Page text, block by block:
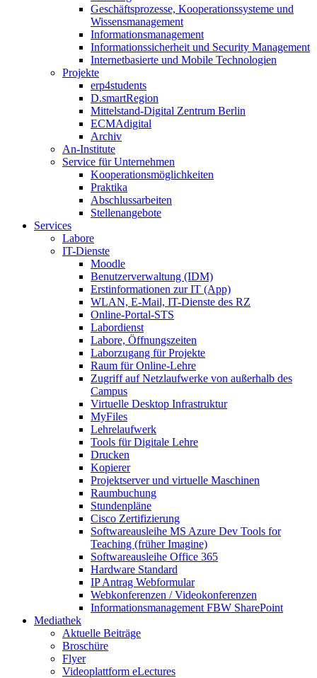
Geschäftsprozesse, Kooperationssysteme und
Wissensmanagement
Informationsmanagement
Informationssicherheit und Security Management
Internetbasierte und Mobile Technologien
Projekte
erp4students
D.smartRegion
Mittelstand-Digital Zentrum Berlin
ECMAdigital
Archiv
An-Institute
Service für Unternehmen
Kooperationsmöglichkeiten
Praktika
Abschlussarbeiten
Stellenangebote
Services
Labore
IT-Dienste
Moodle
Benutzerverwaltung (IDM)
Erstinformationen zur IT (App)
WLAN, E-Mail, IT-Dienste des RZ
Online-Portal-STS
Labordienst
Labore, Öffnungszeiten
Laborzugang für Projekte
Raum für Online-Lehre
Zugriff auf Netzlaufwerke von außerhalb des
Campus
Virtuelle Desktop Infrastruktur
MyFiles
Lehrelaufwerk
Tools für Digitale Lehre
Drucken
Kopierer
Projektserver und virtuelle Maschinen
Raumbuchung
Stundenpläne
Cisco Zertifizierung
Softwareausleihe MS Azure Dev Tools for
Teaching (früher Imagine)
Softwareausleihe Office 365
Hardware Standard
IP Antrag Webformular
Webkonferenzen / Videokonferenzen
Informationsmanagement FBW SharePoint
Mediathek
Aktuelle Beiträge
Broschüre
Flyer
Videoplattform eLectures